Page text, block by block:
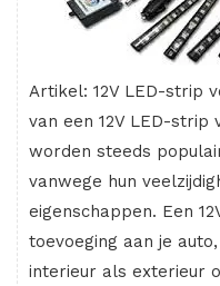
Artikel: 12V LED-strip
van een 12V LED-strip
worden steeds
vanwege hun
eigenschappen. Een
toevoeging aan je
interieur als exterieur